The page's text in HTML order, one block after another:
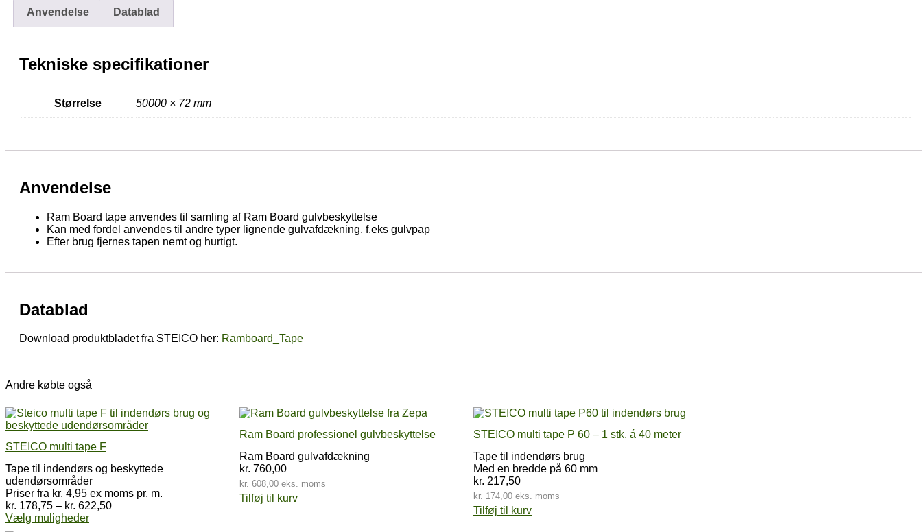
Seam
Tape
Anvendelse Datablad
Tekniske specifikationer
Størrelse 50000 × 72 mm
Anvendelse
Ram Board tape anvendes til samling af Ram Board gulvbeskyttelse
Kan med fordel anvendes til andre typer lignende gulvafdækning, f.eks gulvpap
Efter brug fjernes tapen nemt og hurtigt.
Datablad
Download produktbladet fra STEICO her: Ramboard_Tape
Andre købte også
STEICO multi tape F
Tape til indendørs og beskyttede
udendørsområder
Priser fra kr. 4,95 ex moms pr. m.
kr. 178,75 – kr. 622,50Prisinterval:
Vælg mulighederDette
Ram Board professionel gulvbeskyttelse
Ram Board gulvafdækning
kr. 760,00
kr. 608,00 eks. moms
Tilføj til kurv
STEICO multi tape P 60 – 1 stk. á 40 meter
Tape til indendørs brug
Med en bredde på 60 mm
kr. 217,50
kr. 174,00 eks. moms
Tilføj til kurv